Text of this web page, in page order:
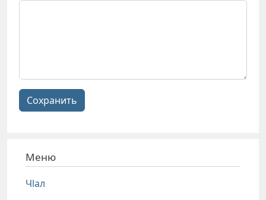
Сохранить
Меню
Чlал